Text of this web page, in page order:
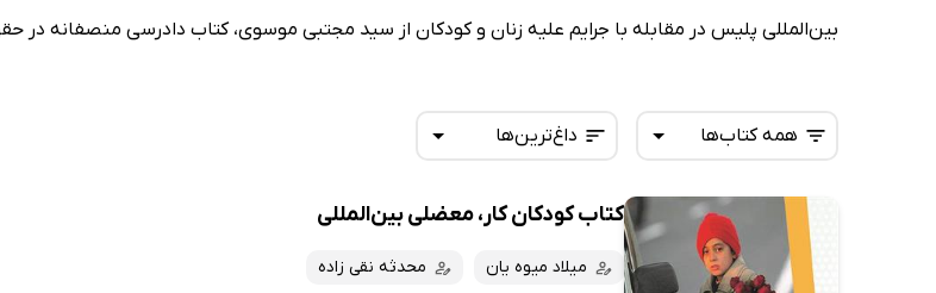
بین‌المللی پلیس در مقابله با جرایم علیه زنان و کودکان از سید مجتبی موسوی، کتاب دادرسی منصفانه در
داغ‌ترین‌ها
تازه‌ها
داغ‌ترین‌ها
همه کتاب‌ها
همه کتاب‌ها
کتاب‌های صوتی
کتاب کودکان کار، معضلی بین‌المللی
میلاد میوه یان
محدثه نقی زاده